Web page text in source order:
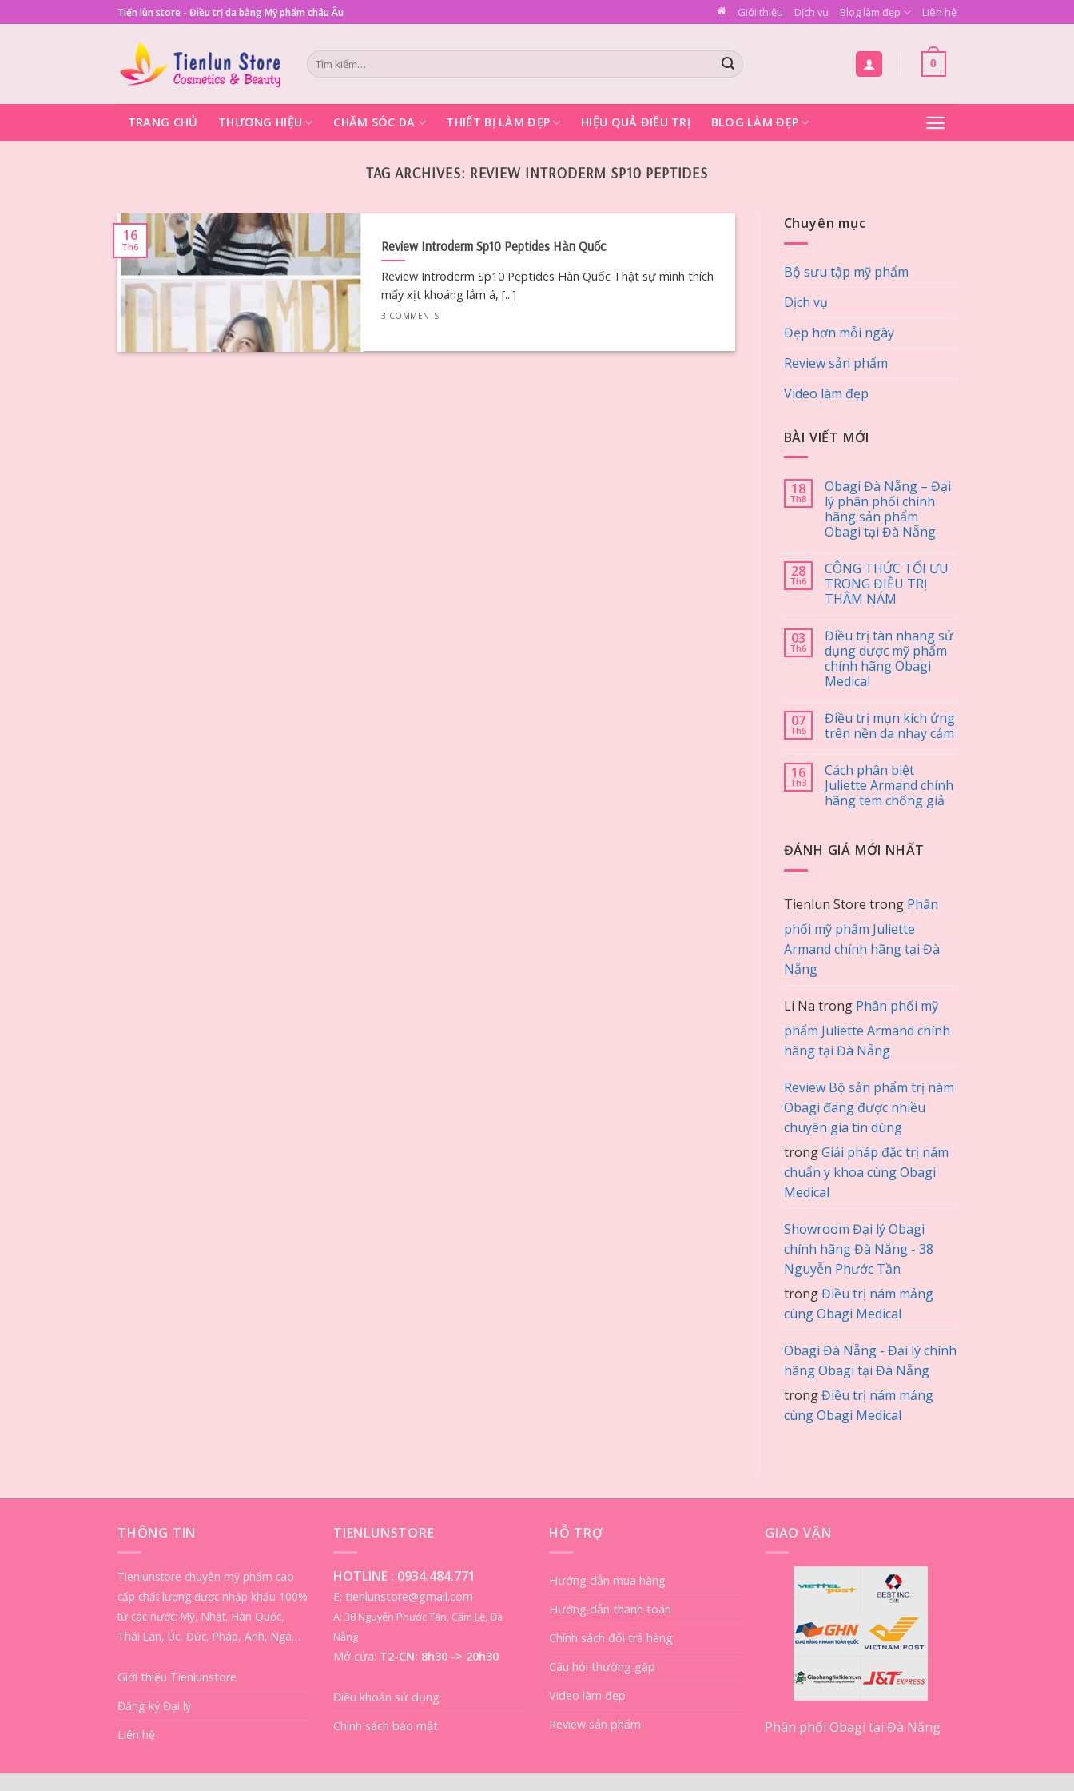
to
Tiến lùn store - Điều trị da bằng Mỹ phẩm châu Âu Giới thiệu Dịch vụ Blog làm đẹp Liên hệ
Tìm
kiếm:
0
TRANG CHỦ THƯƠNG HIỆU CHĂM SÓC DA THIẾT BỊ LÀM ĐẸP HIỆU QUẢ ĐIỀU TRỊ BLOG LÀM ĐẸP
TAG ARCHIVES: REVIEW INTRODERM SP10 PEPTIDES
Review Introderm Sp10 Peptides Hàn Quốc
Review Introderm Sp10 Peptides Hàn Quốc Thật sự mình thích
mấy xịt khoáng lắm á, [...]
3 COMMENTS
16
Th6
Chuyên mục
Bộ sưu tập mỹ phẩm
Dịch vụ
Đẹp hơn mỗi ngày
Review sản phẩm
Video làm đẹp
BÀI VIẾT MỚI
18
Th8
Obagi Đà Nẵng – Đại
lý phân phối chính
hãng sản phẩm
Obagi tại Đà Nẵng
28
Th6
CÔNG THỨC TỐI ƯU
TRONG ĐIỀU TRỊ
THÂM NÁM
03
Th6
Điều trị tàn nhang sử
dụng dược mỹ phẩm
chính hãng Obagi
Medical
07
Th5
Điều trị mụn kích ứng
trên nền da nhạy cảm
16
Th3
Cách phân biệt
Juliette Armand chính
hãng tem chống giả
ĐÁNH GIÁ MỚI NHẤT
Tienlun Store trong Phân
phối mỹ phẩm Juliette
Armand chính hãng tại Đà
Nẵng
Li Na trong Phân phối mỹ
phẩm Juliette Armand chính
hãng tại Đà Nẵng
Review Bộ sản phẩm trị nám
Obagi đang được nhiều
chuyên gia tin dùng
trongGiải pháp đặc trị nám
chuẩn y khoa cùng Obagi
Medical
Showroom Đại lý Obagi
chính hãng Đà Nẵng - 38
Nguyễn Phước Tần
trongĐiều trị nám mảng
cùng Obagi Medical
Obagi Đà Nẵng - Đại lý chính
hãng Obagi tại Đà Nẵng
trongĐiều trị nám mảng
cùng Obagi Medical
THÔNG TIN
Tienlunstore chuyên mỹ phẩm cao
cấp chất lượng được nhập khẩu 100%
từ các nước: Mỹ, Nhật, Hàn Quốc,
Thái Lan, Úc, Đức, Pháp, Anh, Nga…
Giới thiệu Tienlunstore
Đăng ký Đại lý
Liên hệ
TIENLUNSTORE
HOTLINE : 0934.484.771
E: tienlunstore@gmail.com
A: 38 Nguyễn Phước Tần, Cẩm Lệ, Đà
Nẵng
Mở cửa: T2-CN: 8h30 -> 20h30
Điều khoản sử dụng
Chính sách bảo mật
HỖ TRỢ
Hướng dẫn mua hàng
Hướng dẫn thanh toán
Chính sách đổi trả hàng
Câu hỏi thường gặp
Video làm đẹp
Review sản phẩm
GIAO VẬN
Phân phối Obagi tại Đà Nẵng